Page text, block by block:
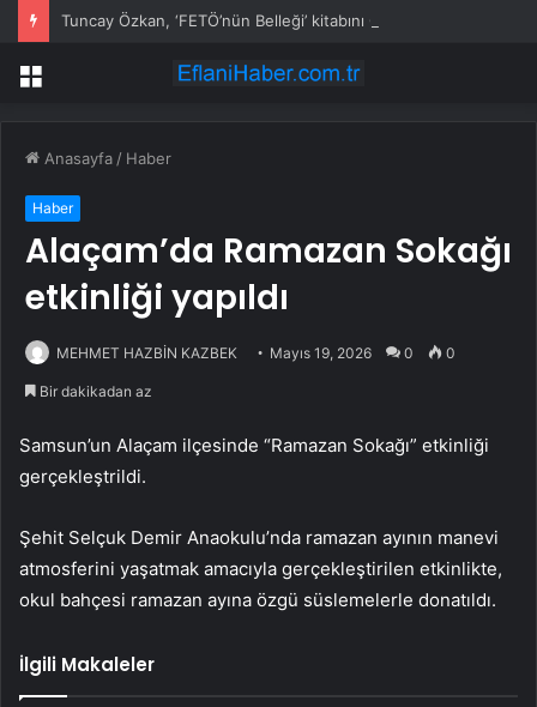
Menü
Anasayfa / Haber
Haber
Alaçam’da Ramazan Sokağı
etkinliği yapıldı
MEHMET HAZBİN KAZBEK Mayıs 19, 2026 0 0
Bir dakikadan az
Samsun’un Alaçam ilçesinde “Ramazan Sokağı” etkinliği
gerçekleştrildi.
Şehit Selçuk Demir Anaokulu’nda ramazan ayının manevi
atmosferini yaşatmak amacıyla gerçekleştirilen etkinlikte,
okul bahçesi ramazan ayına özgü süslemelerle donatıldı.
İlgili Makaleler